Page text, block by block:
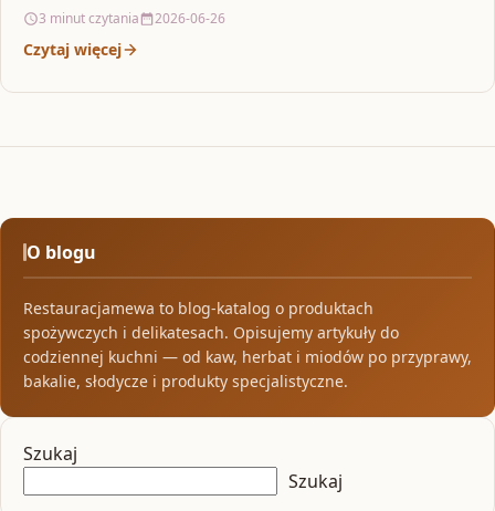
3 minut czytania 2026-06-26
Czytaj więcej
O blogu
Restauracjamewa to blog-katalog o produktach
spożywczych i delikatesach. Opisujemy artykuły do
codziennej kuchni — od kaw, herbat i miodów po przyprawy,
bakalie, słodycze i produkty specjalistyczne.
Szukaj
Szukaj